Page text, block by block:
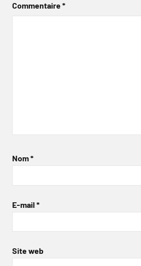
Commentaire*
Nom*
E-mail *
Site web